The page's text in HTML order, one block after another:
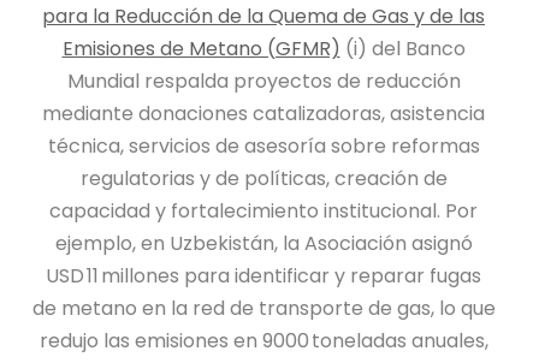
para la Reducción de la Quema de Gas y de las
Emisiones de Metano (GFMR) (i) del Banco
Mundial respalda proyectos de reducción
mediante donaciones catalizadoras, asistencia
técnica, servicios de asesoría sobre reformas
regulatorias y de políticas, creación de
capacidad y fortalecimiento institucional. Por
ejemplo, en Uzbekistán, la Asociación asignó
USD 11 millones para identificar y reparar fugas
de metano en la red de transporte de gas, lo que
redujo las emisiones en 9000 toneladas anuales,